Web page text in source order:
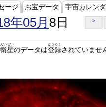
ージ お宝データ 宇宙カレン
年05月 8日 >
衛星
えいせい
のデータは登録
とうろく
されていませ